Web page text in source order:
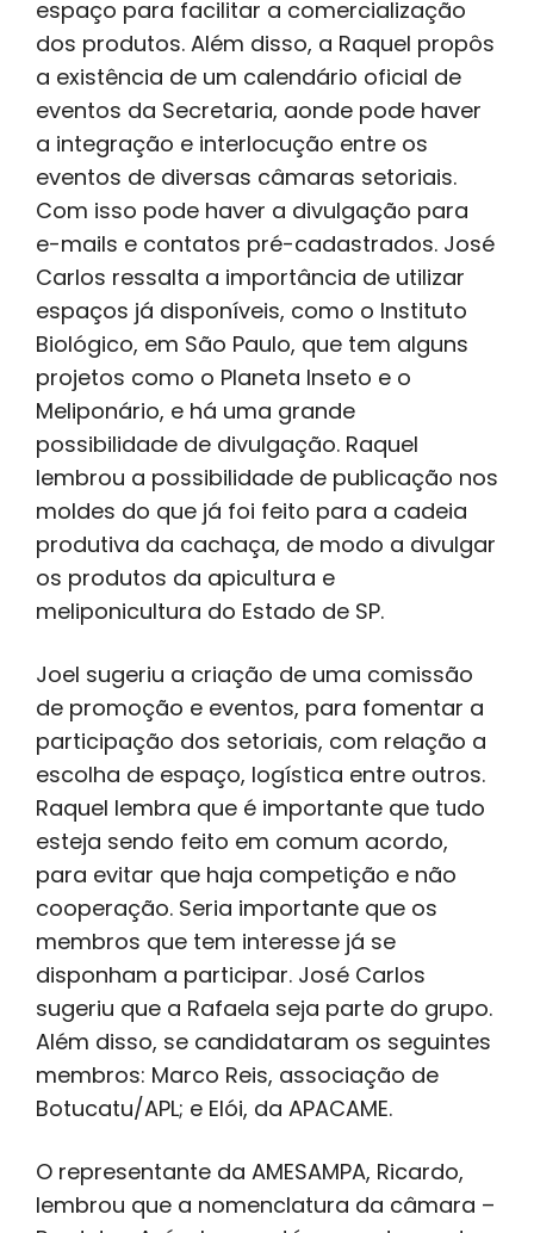
espaço para facilitar a comercialização
dos produtos. Além disso, a Raquel propôs
a existência de um calendário oficial de
eventos da Secretaria, aonde pode haver
a integração e interlocução entre os
eventos de diversas câmaras setoriais.
Com isso pode haver a divulgação para
e-mails e contatos pré-cadastrados. José
Carlos ressalta a importância de utilizar
espaços já disponíveis, como o Instituto
Biológico, em São Paulo, que tem alguns
projetos como o Planeta Inseto e o
Meliponário, e há uma grande
possibilidade de divulgação. Raquel
lembrou a possibilidade de publicação nos
moldes do que já foi feito para a cadeia
produtiva da cachaça, de modo a divulgar
os produtos da apicultura e
meliponicultura do Estado de SP.
Joel sugeriu a criação de uma comissão
de promoção e eventos, para fomentar a
participação dos setoriais, com relação a
escolha de espaço, logística entre outros.
Raquel lembra que é importante que tudo
esteja sendo feito em comum acordo,
para evitar que haja competição e não
cooperação. Seria importante que os
membros que tem interesse já se
disponham a participar. José Carlos
sugeriu que a Rafaela seja parte do grupo.
Além disso, se candidataram os seguintes
membros: Marco Reis, associação de
Botucatu/APL; e Elói, da APACAME.
O representante da AMESAMPA, Ricardo,
lembrou que a nomenclatura da câmara –